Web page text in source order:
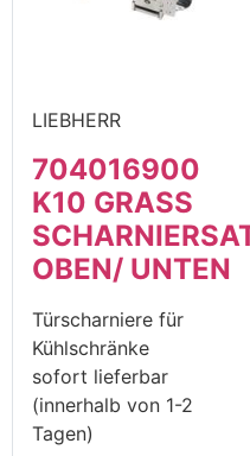
LIEBHERR
704016900
K10 GRASS
OBEN/ UNTEN
Türscharniere für
Kühlschränke
sofort lieferbar
(innerhalb von 1-2
Tagen)